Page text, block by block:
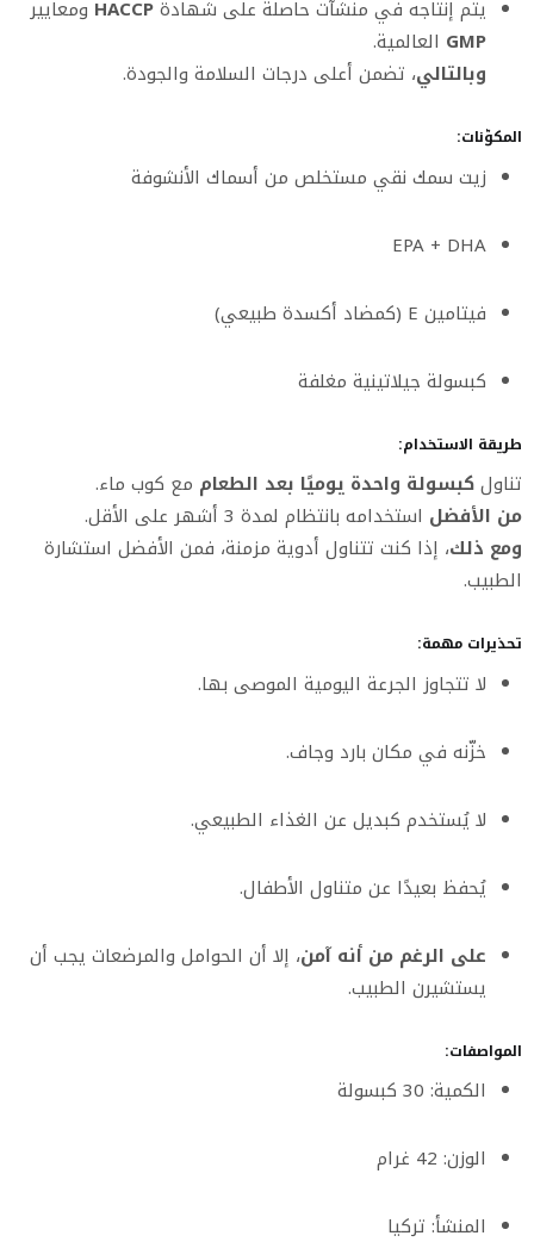
يتم إنتاجه في منشآت حاصلة على شهادةHACCP ومعايير
GMP العالمية.
وبالتالي، تضمن أعلى درجات السلامة والجودة.
المكوّنات:
زيت سمك نقي مستخلص من أسماك الأنشوفة
EPA + DHA
فيتامين E (كمضاد أكسدة طبيعي)
كبسولة جيلاتينية مغلفة
طريقة الاستخدام:
تناولكبسولة واحدة يوميًا بعد الطعام مع كوب ماء.
من الأفضل استخدامه بانتظام لمدة 3 أشهر على الأقل.
ومع ذلك، إذا كنت تتناول أدوية مزمنة، فمن الأفضل استشارة
الطبيب.
تحذيرات مهمة:
لا تتجاوز الجرعة اليومية الموصى بها.
خزّنه في مكان بارد وجاف.
لا يُستخدم كبديل عن الغذاء الطبيعي.
يُحفظ بعيدًا عن متناول الأطفال.
على الرغم من أنه آمن، إلا أن الحوامل والمرضعات يجب أن
يستشيرن الطبيب.
المواصفات:
الكمية: 30 كبسولة
الوزن: 42 غرام
المنشأ: تركيا